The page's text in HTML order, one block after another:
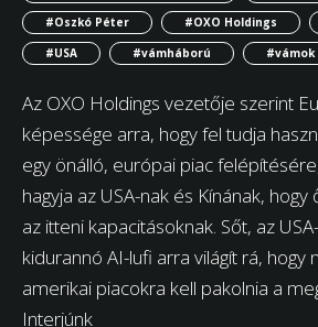
#Oszkó Péter
#OXO Holdings
#USA
#vámháború #vámok
Az OXO Holdings vezetője szerint
képessége arra, hogy fel tudja
egy önálló, európai piac
hagyja az USA-nak és Kínának,
az itteni kapacitásoknak. Sőt, az
kidurannó AI-lufi arra világít rá, hogy
amerikai piacokra kell pakolnia a
Interjúnk